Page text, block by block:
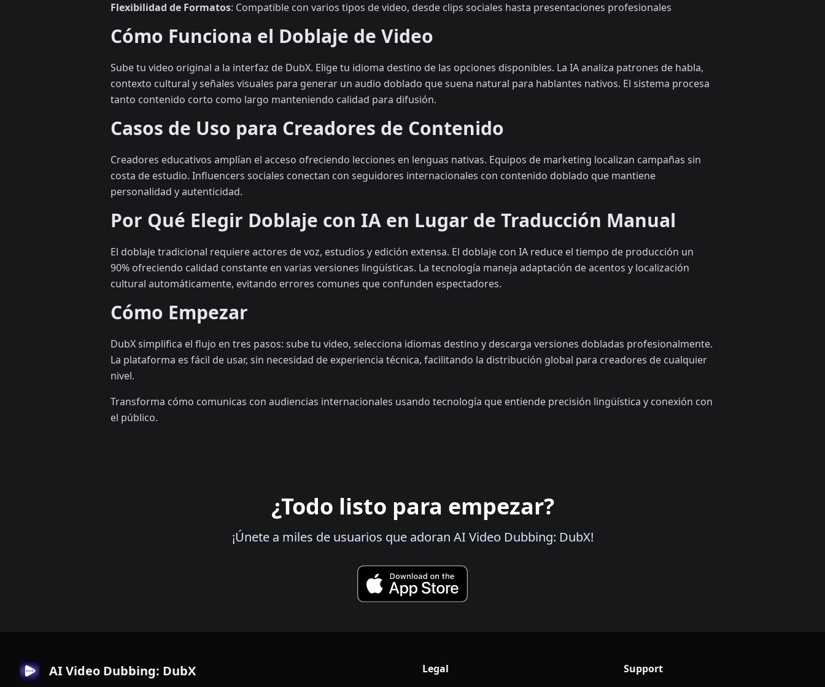
Flexibilidad de Formatos: Compatible con varios tipos de video, desde clips sociales hasta presentaciones profesionales
Cómo Funciona el Doblaje de Video
Sube tu video original a la interfaz de DubX. Elige tu idioma destino de las opciones disponibles. La IA analiza patrones de habla,
contexto cultural y señales visuales para generar un audio doblado que suena natural para hablantes nativos. El sistema procesa
tanto contenido corto como largo manteniendo calidad para difusión.
Casos de Uso para Creadores de Contenido
Creadores educativos amplían el acceso ofreciendo lecciones en lenguas nativas. Equipos de marketing localizan campañas sin
costa de estudio. Influencers sociales conectan con seguidores internacionales con contenido doblado que mantiene
personalidad y autenticidad.
Por Qué Elegir Doblaje con IA en Lugar de Traducción Manual
El doblaje tradicional requiere actores de voz, estudios y edición extensa. El doblaje con IA reduce el tiempo de producción un
90% ofreciendo calidad constante en varias versiones lingüísticas. La tecnología maneja adaptación de acentos y localización
cultural automáticamente, evitando errores comunes que confunden espectadores.
Cómo Empezar
DubX simplifica el flujo en tres pasos: sube tu video, selecciona idiomas destino y descarga versiones dobladas profesionalmente.
La plataforma es fácil de usar, sin necesidad de experiencia técnica, facilitando la distribución global para creadores de cualquier
nivel.
Transforma cómo comunicas con audiencias internacionales usando tecnología que entiende precisión lingüística y conexión con
el público.
¿Todo listo para empezar?
¡Únete a miles de usuarios que adoran AI Video Dubbing: DubX!
AI Video Dubbing: DubX
Legal
Support